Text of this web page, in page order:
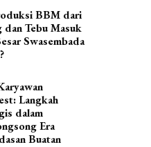
BBM dari
dan Tebu Masuk
Swasembada
Langkah
dalam
Era
Buatan